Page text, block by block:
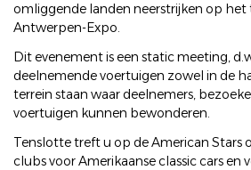
omliggende landen neerstrijken op het
Antwerpen-Expo.
Dit evenement is een static meeting,
deelnemende voertuigen zowel in de
terrein staan waar deelnemers,
voertuigen kunnen bewonderen.
Tenslotte treft u op de American Stars
clubs voor Amerikaanse classic cars en